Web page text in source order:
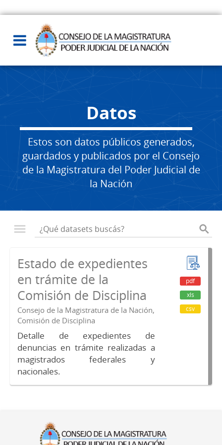
Datos
Estos son datos públicos generados,
guardados y publicados por el Consejo
de la Magistratura del Poder Judicial de
la Nación
Estado de expedientes
en trámite de la
Comisión de Disciplina
Consejo de la Magistratura de la Nación,
Comisión de Disciplina
Detalle de expedientes de
denuncias en trámite realizadas a
magistrados federales y
nacionales.
pdf
xls
csv